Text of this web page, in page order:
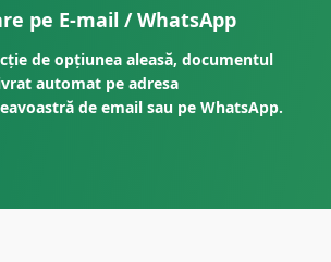
pe E-mail / WhatsApp
de opțiunea aleasă, documentul
automat pe adresa
de email sau pe WhatsApp.